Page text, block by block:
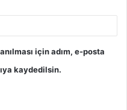
için adım, e-posta
kaydedilsin.